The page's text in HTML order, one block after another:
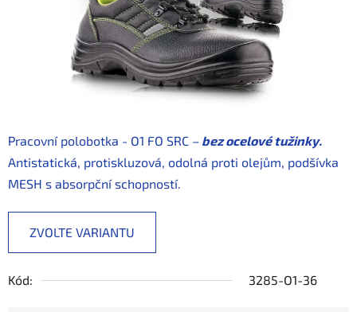
Pracovní polobotka - O1 FO SRC – bez ocelové tužinky.
Antistatická, protiskluzová, odolná proti olejům, podšívka
MESH s absorpční schopností.
ZVOLTE VARIANTU
Kód: 3285-O1-36